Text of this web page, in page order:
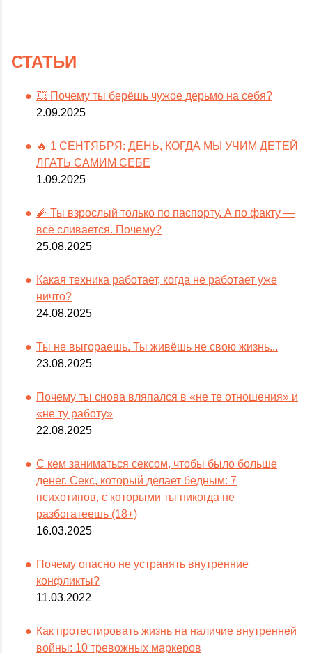
СТАТЬИ
💥 Почему ты берёшь чужое дерьмо на себя?
2.09.2025
🔥 1 СЕНТЯБРЯ: ДЕНЬ, КОГДА МЫ УЧИМ ДЕТЕЙ
ЛГАТЬ САМИМ СЕБЕ
1.09.2025
🧨 Ты взрослый только по паспорту. А по факту —
всё сливается. Почему?
25.08.2025
Какая техника работает, когда не работает уже
ничто?
24.08.2025
Ты не выгораешь. Ты живёшь не свою жизнь...
23.08.2025
Почему ты снова вляпался в «не те отношения» и
«не ту работу»
22.08.2025
С кем заниматься сексом, чтобы было больше
денег. Секс, который делает бедным: 7
психотипов, с которыми ты никогда не
разбогатеешь (18+)
16.03.2025
Почему опасно не устранять внутренние
конфликты?
11.03.2022
Как протестировать жизнь на наличие внутренней
войны: 10 тревожных маркеров